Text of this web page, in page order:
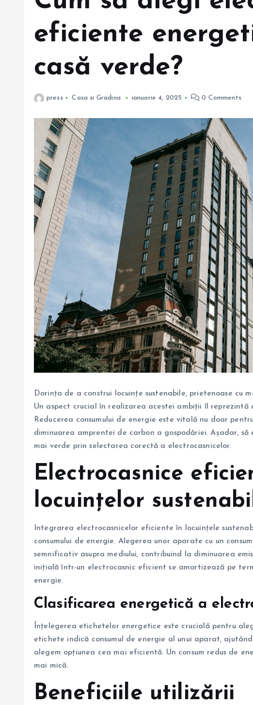
eficiente
casă verde?
press Casa si Gradina ianuarie 4, 2025 0 Comments
Dorința de a construi locuințe sustenabile, prietenoase cu
Un aspect crucial în realizarea acestei ambiții îl reprezintă
Reducerea consumului de energie este vitală nu doar
diminuarea amprentei de carbon a gospodăriei. Așadar,
mai verde prin selectarea corectă a electrocasnicelor.
Electrocasnice
locuințelor
Integrarea electrocasnicelor eficiente în locuințele
consumului de energie. Alegerea unor aparate cu un
semnificativ asupra mediului, contribuind la diminuarea
inițială într-un electrocasnic eficient se amortizează pe
energie.
Clasificarea energetică a
Înțelegerea etichetelor energetice este crucială pentru
etichete indică consumul de energie al unui aparat,
alegem opțiunea cea mai eficientă. Un consum redus de
mai mică.
Beneficiile utilizării